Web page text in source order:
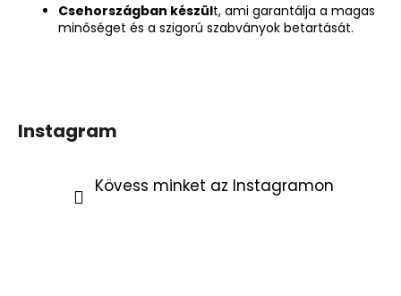
Csehországban készült, ami garantálja a magas
minőséget és a szigorú szabványok betartását.
Instagram
Kövess minket az Instagramon